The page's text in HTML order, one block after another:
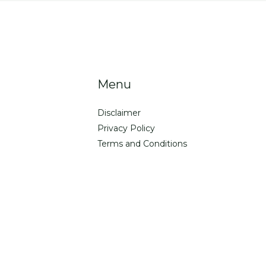
Menu
Disclaimer
Privacy Policy
Terms and Conditions